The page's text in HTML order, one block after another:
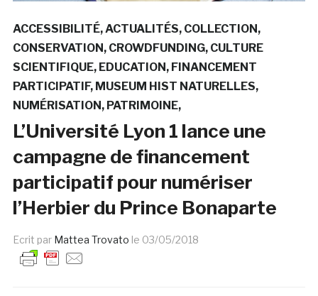
ACCESSIBILITÉ ACTUALITÉS COLLECTION
CONSERVATION CROWDFUNDING CULTURE
SCIENTIFIQUE EDUCATION FINANCEMENT
PARTICIPATIF MUSEUM HIST NATURELLES
NUMÉRISATION PATRIMOINE
L’Université Lyon 1 lance une
campagne de financement
participatif pour numériser
l’Herbier du Prince Bonaparte
Ecrit par Mattea Trovato le 03/05/2018